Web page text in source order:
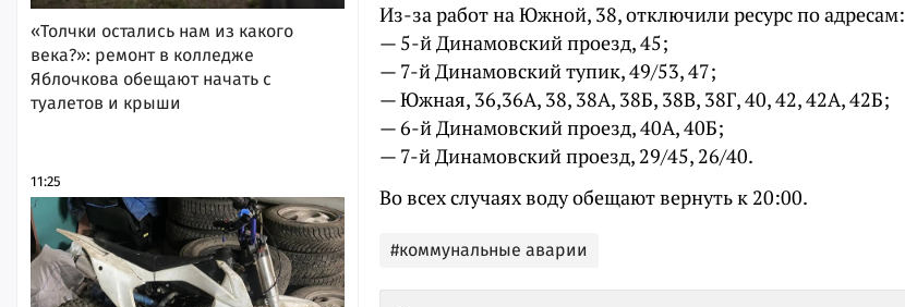
«Толчки остались нам из какого
века?»: ремонт в колледже
Яблочкова обещают начать с
туалетов и крыши
11:25
Из-за работ на Южной, 38, отключили ресурс по адресам:
— 5-й Динамовский проезд, 45;
— 7-й Динамовский тупик, 49/53, 47;
— Южная, 36,36А, 38, 38А, 38Б, 38В, 38Г, 40, 42, 42А, 42Б;
— 6-й Динамовский проезд, 40А, 40Б;
— 7-й Динамовский проезд, 29/45, 26/40.
Во всех случаях воду обещают вернуть к 20:00.
#коммунальные аварии